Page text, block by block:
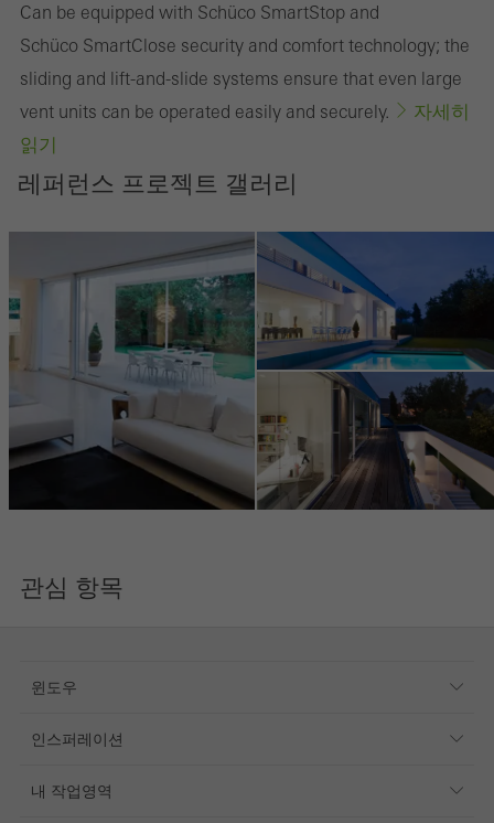
Can be equipped with Schüco SmartStop and
Schüco SmartClose security and comfort technology; the
sliding and lift-and-slide systems ensure that even large
vent units can be operated easily and securely.
자세히
읽기
레퍼런스 프로젝트 갤러리
관심 항목
윈도우
도어
파사드
인스퍼레이션
매거진
내 작업영역